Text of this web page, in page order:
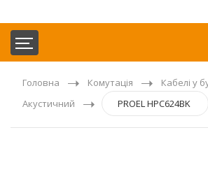
Головна Комутація
Кабелі у
Акустичний
PROEL HPC624BK